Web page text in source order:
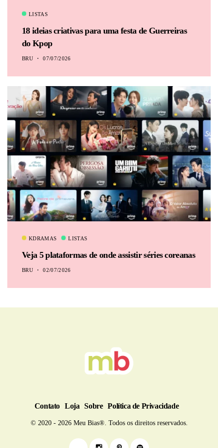
LISTAS
18 ideias criativas para uma festa de Guerreiras
do Kpop
BRU 07/07/2026
KDRAMAS LISTAS
Veja 5 plataformas de onde assistir séries coreanas
BRU 02/07/2026
Contato Loja Sobre Política de Privacidade
© 2020 - 2026 Meu Bias®. Todos os direitos reservados.